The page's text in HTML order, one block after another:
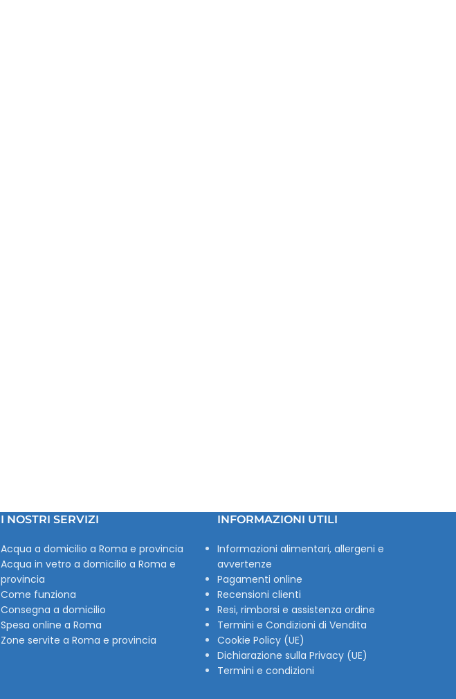
I NOSTRI SERVIZI
Acqua a domicilio a Roma e provincia
Acqua in vetro a domicilio a Roma e
provincia
Come funziona
Consegna a domicilio
Spesa online a Roma
Zone servite a Roma e provincia
INFORMAZIONI UTILI
Informazioni alimentari, allergeni e
avvertenze
Pagamenti online
Recensioni clienti
Resi, rimborsi e assistenza ordine
Termini e Condizioni di Vendita
Cookie Policy (UE)
Dichiarazione sulla Privacy (UE)
Termini e condizioni